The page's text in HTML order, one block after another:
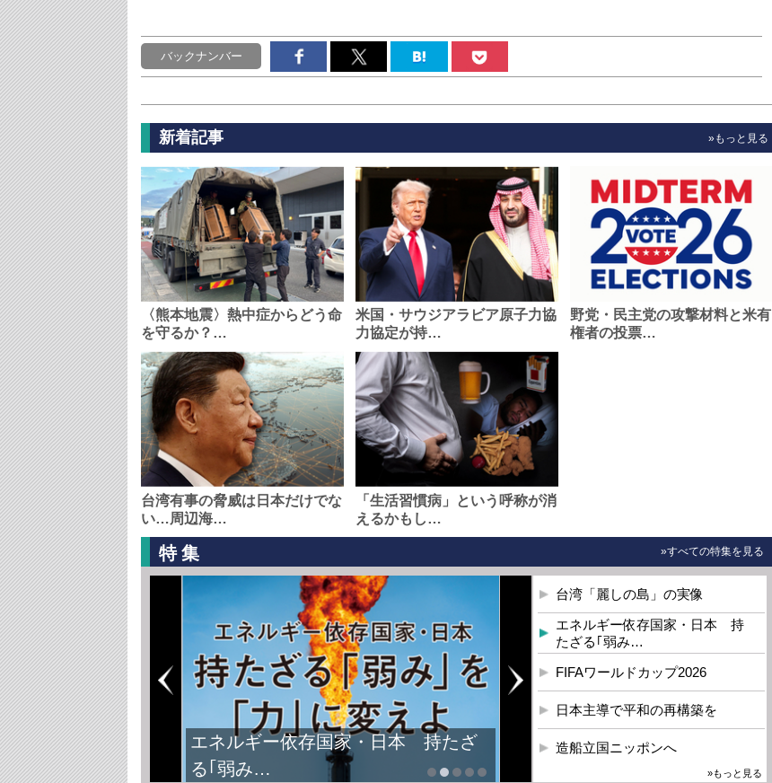
バックナンバー
新着記事 »もっと見る
〈熊本地震〉熱中症からどう命
を守るか？…
米国・サウジアラビア原子力協
力協定が持…
野党・民主党の攻撃材料と米有
権者の投票…
台湾有事の脅威は日本だけでな
い…周辺海…
「生活習慣病」という呼称が消
えるかもし…
特集 »すべての特集を見る
エネルギー依存国家・日本 持たざ
る｢弱み…
台湾「麗しの島」の実像
エネルギー依存国家・日本 持
たざる｢弱み…
FIFAワールドカップ2026
日本主導で平和の再構築を
造船立国ニッポンへ
»もっと見る